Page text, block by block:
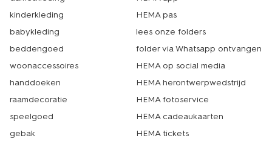
leukste verkleedkleding. Dat is echt HEMA.
kinderkleding
babykleding
beddengoed
woonaccessoires
handdoeken
raamdecoratie
speelgoed
gebak
HEMA pas
lees onze folders
folder via Whatsapp ontvangen
HEMA op social media
HEMA herontwerpwedstrijd
HEMA fotoservice
HEMA cadeaukaarten
HEMA tickets